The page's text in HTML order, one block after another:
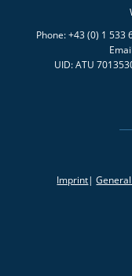
Phone: +43 (0) 1 533
UID: ATU
Imprint|